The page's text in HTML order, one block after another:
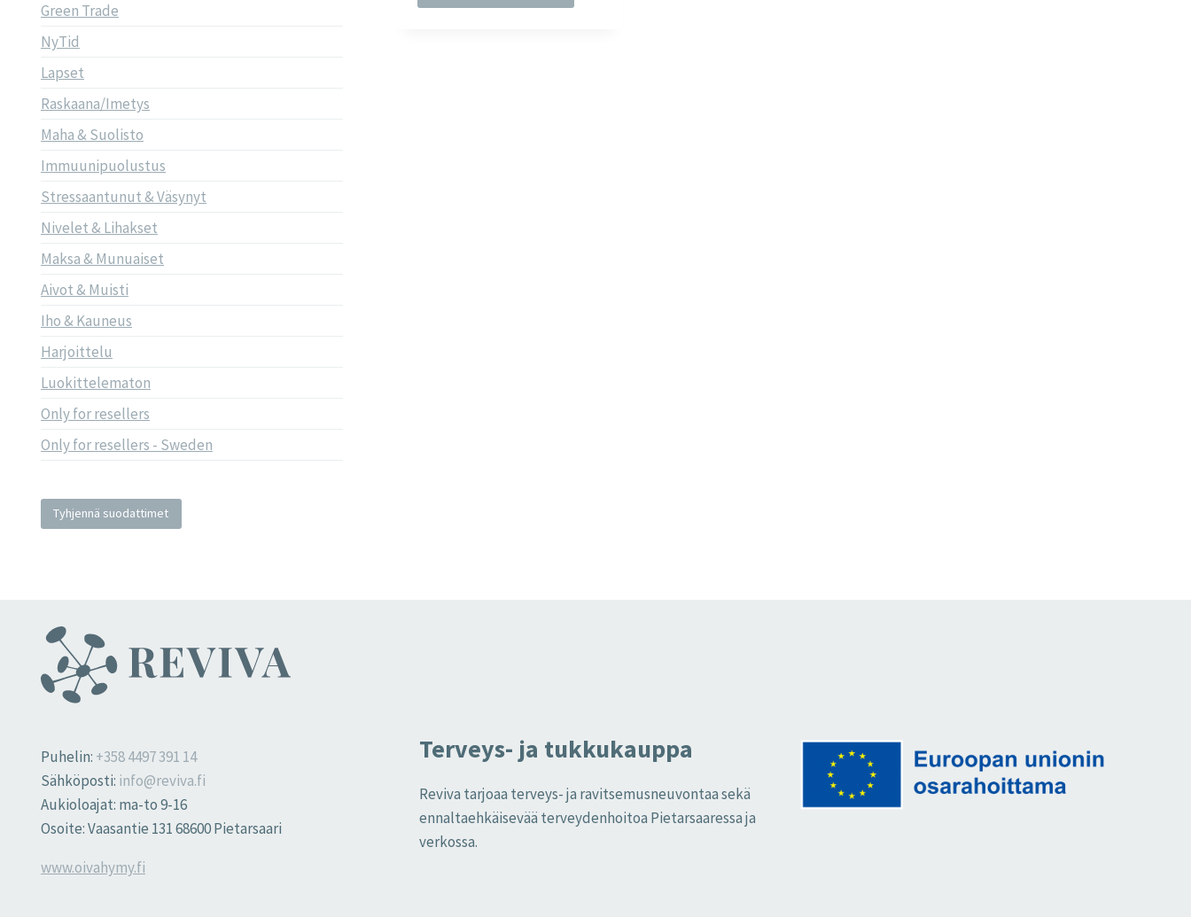
Green Trade
NyTid
Lapset
Raskaana/Imetys
Maha & Suolisto
Immuunipuolustus
Stressaantunut & Väsynyt
Nivelet & Lihakset
Maksa & Munuaiset
Aivot & Muisti
Iho & Kauneus
Harjoittelu
Luokittelematon
Only for resellers
Only for resellers - Sweden
Tyhjennä suodattimet
Puhelin: +358 4497 391 14
Sähköposti: info@reviva.fi
Aukioloajat: ma-to 9-16
Osoite: Vaasantie 131 68600 Pietarsaari
www.oivahymy.fi
Terveys- ja tukkukauppa
Reviva tarjoaa terveys- ja ravitsemusneuvontaa sekä
ennaltaehkäisevää terveydenhoitoa Pietarsaaressa ja
verkossa.